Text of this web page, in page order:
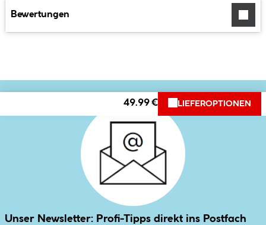
Bewertungen
49.99 € LIEFEROPTIONEN
Unser Newsletter: Profi-Tipps direkt ins Postfach